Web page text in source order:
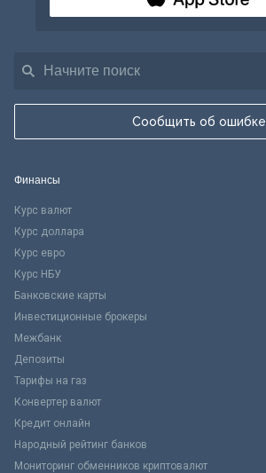
Сообщить об ошибке
Финансы
Курс валют
Курс доллара
Курс евро
Курс НБУ
Банковские карты
Инвестиционные брокеры
Межбанк
Депозиты
Тарифы на газ
Конвертер валют
Кредит онлайн
Народный рейтинг банков
Мониторинг обменников криптовалют